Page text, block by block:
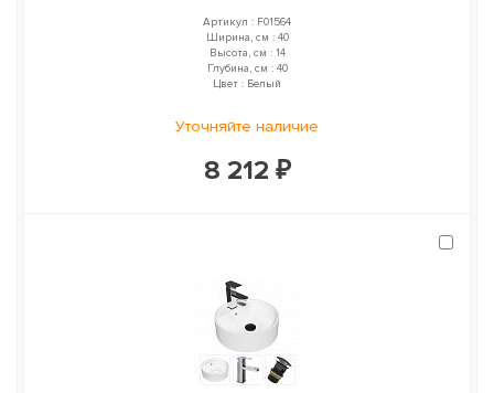
Артикул : F01564
Ширина, см : 40
Высота, см : 14
Глубина, см : 40
Цвет : Белый
Уточняйте наличие
8 212 ₽